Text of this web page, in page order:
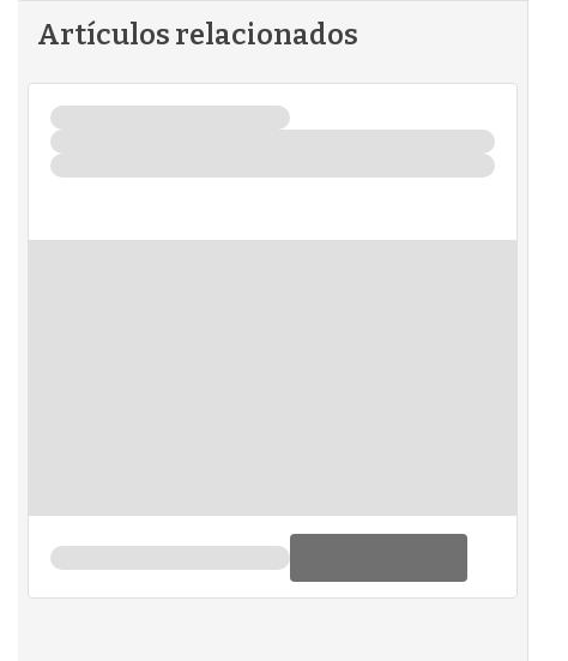
Artículos relacionados